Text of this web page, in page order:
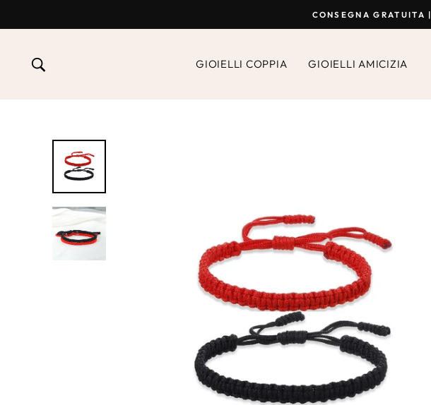
al
CONSEGNA GRATUITA |
GIOIELLI COPPIA GIOIELLI AMICIZIA